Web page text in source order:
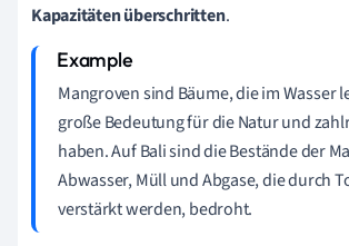
Kapazitäten überschritten.
Mangroven sind Bäume, die im Wasser
große Bedeutung für die Natur und
haben. Auf Bali sind die Bestände der
Abwasser, Müll und Abgase, die durch
verstärkt werden, bedroht.